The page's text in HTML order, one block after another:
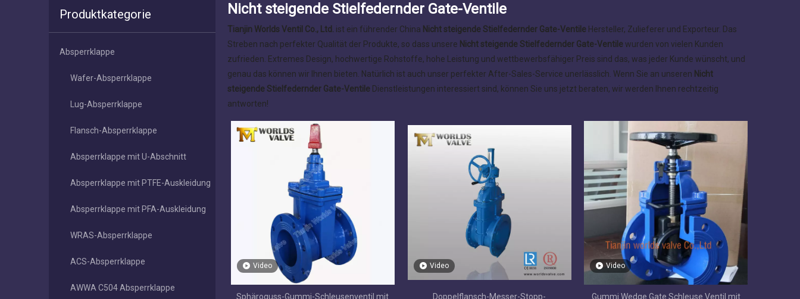
Produktkategorie
Absperrklappe
Wafer-Absperrklappe
Lug-Absperrklappe
Flansch-Absperrklappe
Absperrklappe mit U-Abschnitt
Absperrklappe mit PTFE-Auskleidung
Absperrklappe mit PFA-Auskleidung
WRAS-Absperrklappe
ACS-Absperrklappe
AWWA C504 Absperrklappe
Nicht steigende Stielfedernder Gate-Ventile
Tianjin Worlds Ventil Co., Ltd. ist ein führender China Nicht steigende Stielfedernder Gate-Ventile Hersteller, Zulieferer und Exporteur. Das
Streben nach perfekter Qualität der Produkte, so dass unsere Nicht steigende Stielfedernder Gate-Ventilewurden von vielen Kunden
zufrieden. Extremes Design, hochwertige Rohstoffe, hohe Leistung und wettbewerbsfähiger Preis sind das, was jeder Kunde wünscht, und
genau das können wir Ihnen bieten. Natürlich ist auch unser perfekter After-Sales-Service unerlässlich. Wenn Sie an unseren Nicht
steigende Stielfedernder Gate-Ventile Dienstleistungen interessiert sind, können Sie uns jetzt beraten, wir werden Ihnen rechtzeitig
antworten!
Video
Sphäroguss-Gummi-Schleusenventil mit
Video
Doppelflansch-Messer-Stopp-
Video
Gummi Wedge Gate Schleuse Ventil mit